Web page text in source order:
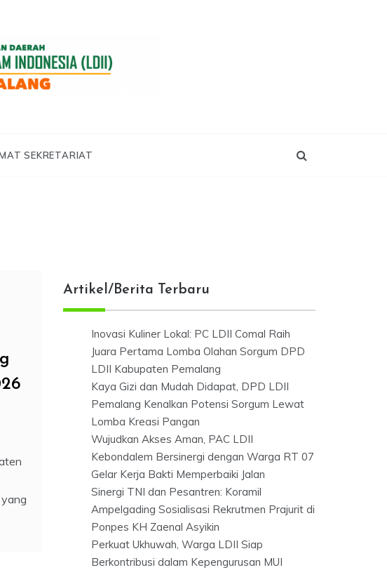
SEKRETARIAT
Artikel/Berita Terbaru
Inovasi Kuliner Lokal: PC LDII Comal Raih
Juara Pertama Lomba Olahan Sorgum DPD
LDII Kabupaten Pemalang
Kaya Gizi dan Mudah Didapat, DPD LDII
Pemalang Kenalkan Potensi Sorgum Lewat
Lomba Kreasi Pangan
Wujudkan Akses Aman, PAC LDII
Kebondalem Bersinergi dengan Warga RT 07
Gelar Kerja Bakti Memperbaiki Jalan
Sinergi TNI dan Pesantren: Koramil
Ampelgading Sosialisasi Rekrutmen Prajurit di
Ponpes KH Zaenal Asyikin
Perkuat Ukhuwah, Warga LDII Siap
Berkontribusi dalam Kepengurusan MUI